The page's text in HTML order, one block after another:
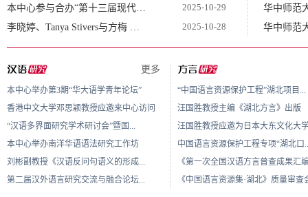
本中心参与合办“第十三届现代…
2025-10-29
李晓婷、Tanya Stivers与方梅 …
2025-10-28
华中师范
华中师范
更多
本中心举办第3期“华大语学青年论坛”
香港中文大学邓思颖教授应邀来中心访问
“汉语多界面研究学术研讨会”暨国...
本中心举办南洋华语语法研究工作坊
刘彬副教授《汉语反问句语义的形成...
第二届汉外语言研究交流与融合论坛...
“中国语言资源保护工程”湖北项目...
汪国胜教授主编《湖北方言》出版
汪国胜教授应邀为日本大东文化大
中国语言资源保护工程专项“湖北口
《第一次全国汉语方言普查成果汇
《中国语言资源集·湖北》质量审查